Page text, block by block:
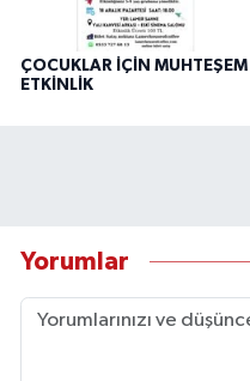
ÇOCUKLAR İÇİN MUHTEŞEM
ETKİNLİK
Yorumlar